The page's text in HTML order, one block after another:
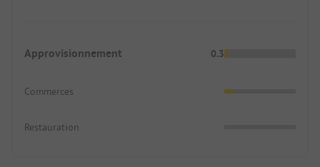
Approvisionnement 0.3
Commerces
Restauration